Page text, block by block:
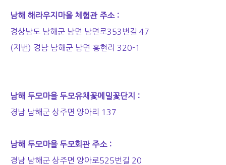
남해 해라우지마을 체험관 주소 :
경상남도 남해군 남면 남면로353번길 47
(지번) 경남 남해군 남면 홍현리 320-1
남해 두모마을 두모유채꽃메밀꽃단지 :
경남 남해군 상주면 양아리 137
남해 두모마을 두모회관 주소 :
경남 남해군 상주면 양아로525번길 20